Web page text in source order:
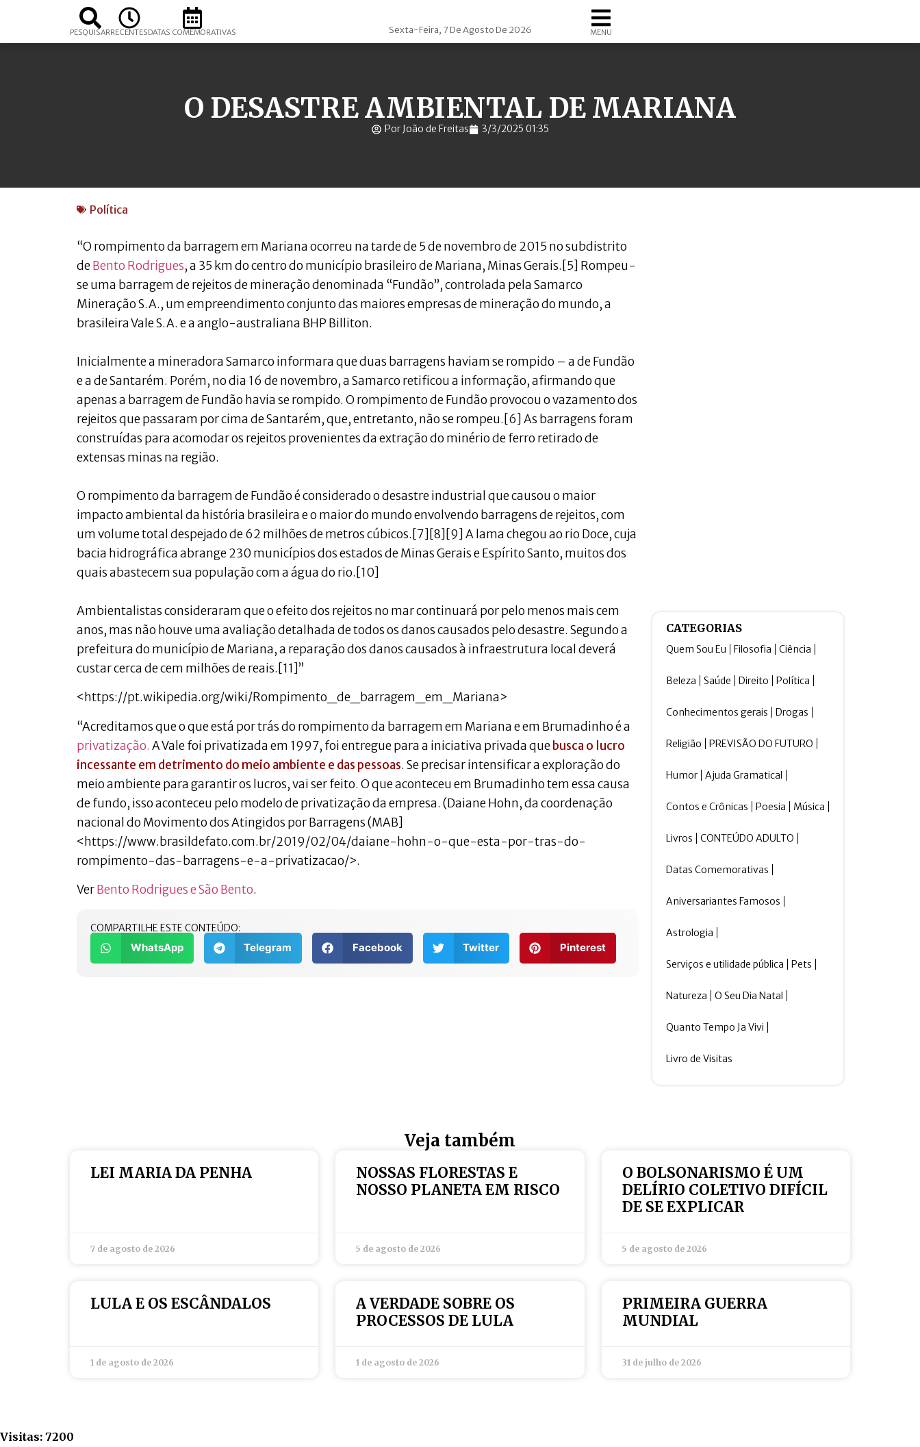
PESQUISARRECENTESDATAS COMEMORATIVAS Sexta-Feira, 7 De Agosto De 2026 MENU
O DESASTRE AMBIENTAL DE MARIANA
Por João de Freitas 3/3/2025 01:35
Política
“O rompimento da barragem em Mariana ocorreu na tarde de 5 de novembro de 2015 no subdistrito
deBento Rodrigues, a 35 km do centro do município brasileiro de Mariana, Minas Gerais.[5] Rompeu-
se uma barragem de rejeitos de mineração denominada “Fundão”, controlada pela Samarco
Mineração S.A., um empreendimento conjunto das maiores empresas de mineração do mundo, a
brasileira Vale S.A. e a anglo-australiana BHP Billiton.
Inicialmente a mineradora Samarco informara que duas barragens haviam se rompido – a de Fundão
e a de Santarém. Porém, no dia 16 de novembro, a Samarco retificou a informação, afirmando que
apenas a barragem de Fundão havia se rompido. O rompimento de Fundão provocou o vazamento dos
rejeitos que passaram por cima de Santarém, que, entretanto, não se rompeu.[6] As barragens foram
construídas para acomodar os rejeitos provenientes da extração do minério de ferro retirado de
extensas minas na região.
O rompimento da barragem de Fundão é considerado o desastre industrial que causou o maior
impacto ambiental da história brasileira e o maior do mundo envolvendo barragens de rejeitos, com
um volume total despejado de 62 milhões de metros cúbicos.[7][8][9] A lama chegou ao rio Doce, cuja
bacia hidrográfica abrange 230 municípios dos estados de Minas Gerais e Espírito Santo, muitos dos
quais abastecem sua população com a água do rio.[10]
Ambientalistas consideraram que o efeito dos rejeitos no mar continuará por pelo menos mais cem
anos, mas não houve uma avaliação detalhada de todos os danos causados pelo desastre. Segundo a
prefeitura do município de Mariana, a reparação dos danos causados à infraestrutura local deverá
custar cerca de cem milhões de reais.[11]”
<https://pt.wikipedia.org/wiki/Rompimento_de_barragem_em_Mariana>
“Acreditamos que o que está por trás do rompimento da barragem em Mariana e em Brumadinho é a
privatização. A Vale foi privatizada em 1997, foi entregue para a iniciativa privada quebusca o lucro
incessante em detrimento do meio ambiente e das pessoas. Se precisar intensificar a exploração do
meio ambiente para garantir os lucros, vai ser feito. O que aconteceu em Brumadinho tem essa causa
de fundo, isso aconteceu pelo modelo de privatização da empresa. (Daiane Hohn, da coordenação
nacional do Movimento dos Atingidos por Barragens (MAB]
<https://www.brasildefato.com.br/2019/02/04/daiane-hohn-o-que-esta-por-tras-do-
rompimento-das-barragens-e-a-privatizacao/>.
VerBento Rodrigues eSão Bento.
COMPARTILHE ESTE CONTEÚDO:
WhatsApp Telegram Facebook Twitter Pinterest
CATEGORIAS
Quem Sou Eu Filosofia Ciência
Beleza Saúde Direito Política
Conhecimentos gerais Drogas
Religião PREVISÃO DO FUTURO
Humor Ajuda Gramatical
Contos e Crônicas Poesia Música
Livros CONTEÚDO ADULTO
Datas Comemorativas
Aniversariantes Famosos
Astrologia
Serviços e utilidade pública Pets
Natureza O Seu Dia Natal
Quanto Tempo Ja Vivi
Livro de Visitas
Veja também
LEI MARIA DA PENHA
7 de agosto de 2026
NOSSAS FLORESTAS E
NOSSO PLANETA EM RISCO
5 de agosto de 2026
O BOLSONARISMO É UM
DELÍRIO COLETIVO DIFÍCIL
DE SE EXPLICAR
5 de agosto de 2026
LULA E OS ESCÂNDALOS
1 de agosto de 2026
A VERDADE SOBRE OS
PROCESSOS DE LULA
1 de agosto de 2026
PRIMEIRA GUERRA
MUNDIAL
31 de julho de 2026
Visitas: 7200